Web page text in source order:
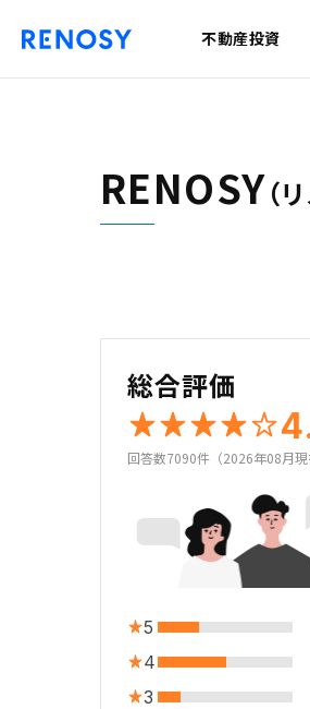
不動産投資
RENOSY（
総合評価
回答数7090件（2026年08月現
5
4
3